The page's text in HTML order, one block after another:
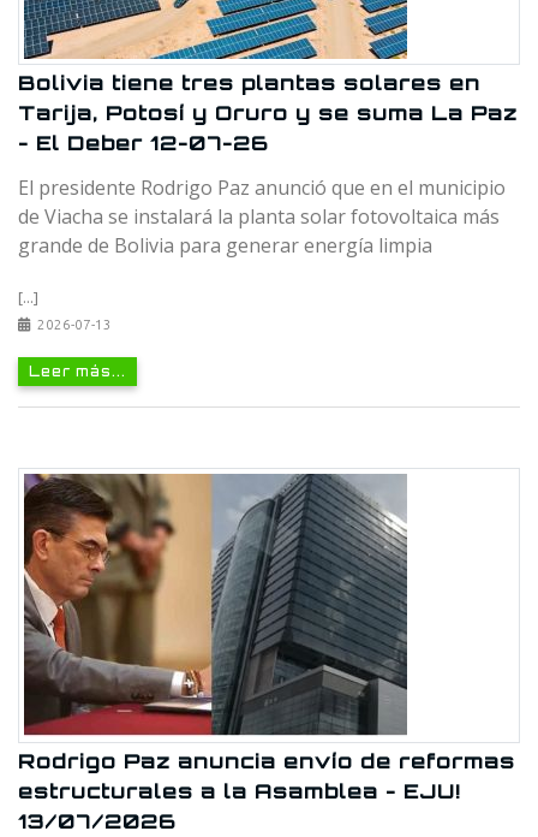
Bolivia tiene tres plantas solares en
Tarija, Potosí y Oruro y se suma La Paz
- El Deber 12-07-26
El presidente Rodrigo Paz anunció que en el municipio
de Viacha se instalará la planta solar fotovoltaica más
grande de Bolivia para generar energía limpia
[...]
2026-07-13
Leer más...
Rodrigo Paz anuncia envío de reformas
estructurales a la Asamblea - EJU!
13/07/2026